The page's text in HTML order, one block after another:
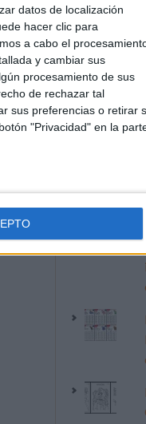
datos de localización
hacer clic para
a cabo el
y cambiar sus
procesamiento de sus
de rechazar tal
sus preferencias o retirar
"Privacidad" en la
LO